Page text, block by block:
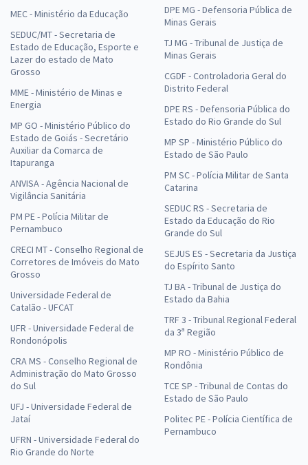
MEC - Ministério da Educação
SEDUC/MT - Secretaria de
Estado de Educação, Esporte e
Lazer do estado de Mato
Grosso
MME - Ministério de Minas e
Energia
MP GO - Ministério Público do
Estado de Goiás - Secretário
Auxiliar da Comarca de
Itapuranga
ANVISA - Agência Nacional de
Vigilância Sanitária
PM PE - Polícia Militar de
Pernambuco
CRECI MT - Conselho Regional de
Corretores de Imóveis do Mato
Grosso
Universidade Federal de
Catalão - UFCAT
UFR - Universidade Federal de
Rondonópolis
CRA MS - Conselho Regional de
Administração do Mato Grosso
do Sul
UFJ - Universidade Federal de
Jataí
UFRN - Universidade Federal do
Rio Grande do Norte
DPE MG - Defensoria Pública de
Minas Gerais
TJ MG - Tribunal de Justiça de
Minas Gerais
CGDF - Controladoria Geral do
Distrito Federal
DPE RS - Defensoria Pública do
Estado do Rio Grande do Sul
MP SP - Ministério Público do
Estado de São Paulo
PM SC - Polícia Militar de Santa
Catarina
SEDUC RS - Secretaria de
Estado da Educação do Rio
Grande do Sul
SEJUS ES - Secretaria da Justiça
do Espírito Santo
TJ BA - Tribunal de Justiça do
Estado da Bahia
TRF 3 - Tribunal Regional Federal
da 3ª Região
MP RO - Ministério Público de
Rondônia
TCE SP - Tribunal de Contas do
Estado de São Paulo
Politec PE - Polícia Científica de
Pernambuco